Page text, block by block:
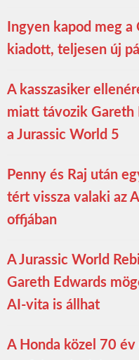
Ingyen kapod meg
kiadott, teljesen új
A kasszasiker
miatt távozik Gareth
a Jurassic World 5
Penny és Raj után
tért vissza valaki az
offjában
A Jurassic World
Gareth Edwards
AI-vita is állhat
A Honda közel 70